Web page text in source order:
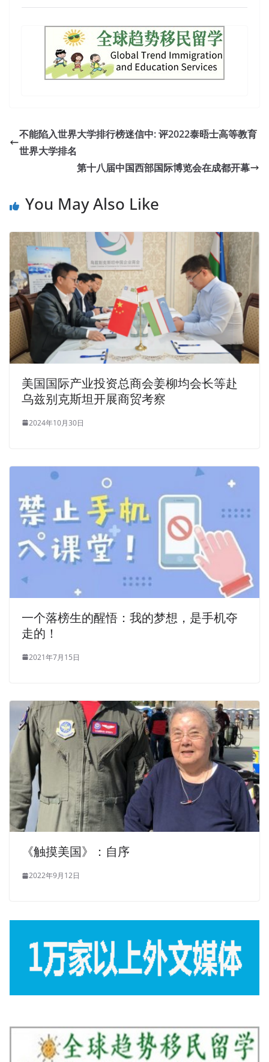
不能陷入世界大学排行榜迷信中: 评2022泰晤士高等教育
世界大学排名
第十八届中国西部国际博览会在成都开幕
You May Also Like
美国国际产业投资总商会姜柳均会长等赴
乌兹别克斯坦开展商贸考察
2024年10月30日
一个落榜生的醒悟：我的梦想，是手机夺
走的！
2021年7月15日
《触摸美国》：自序
2022年9月12日